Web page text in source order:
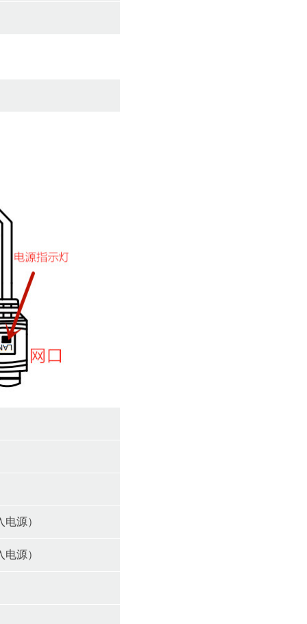
源）
源）